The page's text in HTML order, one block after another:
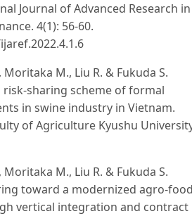
Journal of Advanced Research in
4(1): 56-60.
M., Liu R. & Fukuda S.
risk-sharing scheme of formal
in swine industry in Vietnam.
of Agriculture Kyushu
M., Liu R. & Fukuda S.
toward a modernized agro-
vertical integration and contract